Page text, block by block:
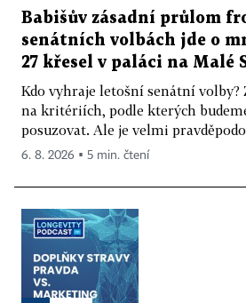
Babišův zásadní průlom
senátních volbách jde o
27 křesel v paláci na Malé
Kdo vyhraje letošní senátní volby?
na kritériích, podle kterých
posuzovat. Ale je velmi
6. 8. 2026 ▪ 5 min. čtení